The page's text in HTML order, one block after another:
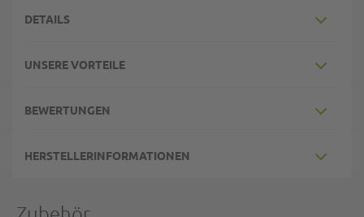
DETAILS
UNSERE VORTEILE
BEWERTUNGEN
HERSTELLERINFORMATIONEN